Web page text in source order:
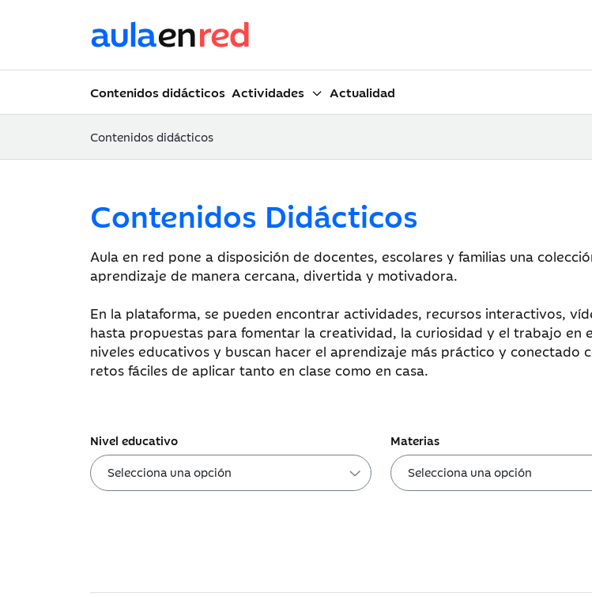
Contenidos didácticos Actividades Actualidad
Contenidos didácticos
Contenidos Didácticos
Aula en red pone a disposición de docentes, escolares y familias una
aprendizaje de manera cercana, divertida y motivadora.
En la plataforma, se pueden encontrar actividades, recursos interactivos,
hasta propuestas para fomentar la creatividad, la curiosidad y el trabajo en
niveles educativos y buscan hacer el aprendizaje más práctico y conectado
retos fáciles de aplicar tanto en clase como en casa.
Nivel educativo Materias